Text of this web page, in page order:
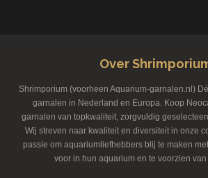
Over
Shrimporium (voorheen Aquarium-garnalen.nl)
garnalen in Nederland en Europa. Koop
garnalen van topkwaliteit, zorgvuldig
Wij streven naar kwaliteit en diversiteit in onze
passie om aquariumliefhebbers blij te maken
voor in hun aquarium en te voorzien van